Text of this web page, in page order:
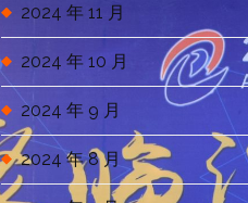
2024 年 11 月
2024 年 10 月
2024 年 9 月
2024 年 8 月